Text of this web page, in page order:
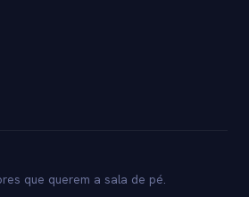
que querem a sala de pé.